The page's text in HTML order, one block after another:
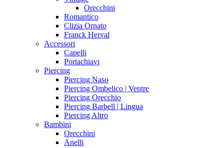
Orecchini
Romantico
Clizia Ornato
Franck Herval
Accessori
Capelli
Portachiavi
Piercing
Piercing Naso
Piercing Ombelico | Ventre
Piercing Orecchio
Piercing Barbell | Lingua
Piercing Altro
Bambini
Orecchini
Anelli